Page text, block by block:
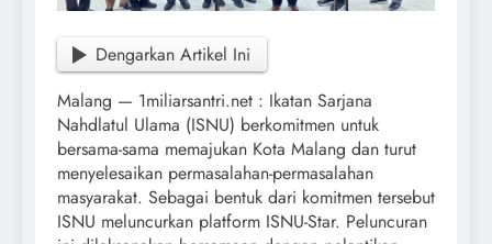
Dengarkan Artikel Ini
Malang — 1miliarsantri.net : Ikatan Sarjana
Nahdlatul Ulama (ISNU) berkomitmen untuk
bersama-sama memajukan Kota Malang dan turut
menyelesaikan permasalahan-permasalahan
masyarakat. Sebagai bentuk dari komitmen tersebut
ISNU meluncurkan platform ISNU-Star. Peluncuran